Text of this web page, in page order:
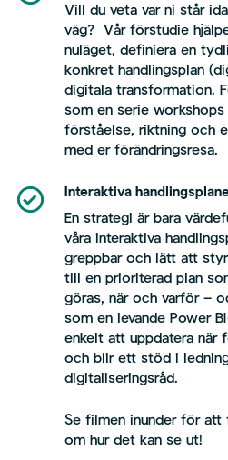
Vill du veta var ni står
väg? Vår förstudie
nuläget, definiera en
konkret handlingsplan
digitala transformation.
som en serie
förståelse, riktning och
med er förändringsresa.
Interaktiva
En strategi är bara
våra interaktiva
greppbar och lätt att
till en prioriterad plan
göras, när och varför –
som en levande Power
enkelt att uppdatera när
och blir ett stöd i
digitaliseringsråd.
Se filmen inunder för att
om hur det kan se ut!